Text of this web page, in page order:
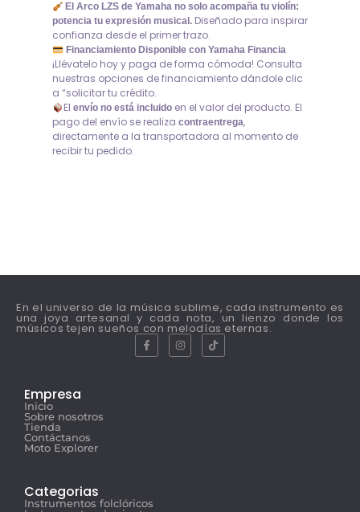
El Arco LZS de Yamaha no solo acompaña tu violín:
potencia tu expresión musical. Diseñado para inspirar
confianza desde el primer trazo.
Financiamiento Disponible con Yamaha Financia
¡Llévatelo hoy y paga de forma cómoda! Consulta
nuestras opciones de financiamiento dándole clic
a “solicitar tu crédito.
El envío no está incluidoen el valor del producto. El
pago del envío se realiza contraentrega,
directamente a la transportadora al momento de
recibir tu pedido.
En el universo de la música sublime, cada instrumento es
una joya artesanal y cada nota, un lienzo donde los
músicos tejen sueños con melodías eternas.
Empresa
Inicio
Sobre nosotros
Tienda
Contáctanos
Moto Explorer
Categorias
Instrumentos folclóricos